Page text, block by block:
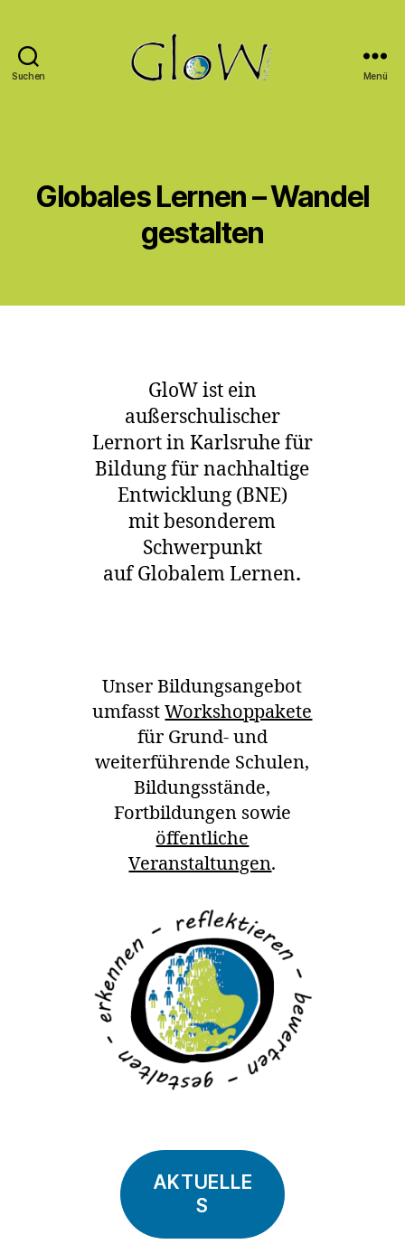
Suchen Menü
Globales Lernen – Wandel
gestalten
GloW ist ein
außerschulischer
Lernort in Karlsruhe für
Bildung für nachhaltige
Entwicklung (BNE)
mit besonderem
Schwerpunkt
auf Globalem Lernen.
Unser Bildungsangebot
umfasstWorkshoppakete
für Grund- und
weiterführende Schulen,
Bildungsstände,
Fortbildungen sowie
öffentliche
Veranstaltungen.
AKTUELLE
S